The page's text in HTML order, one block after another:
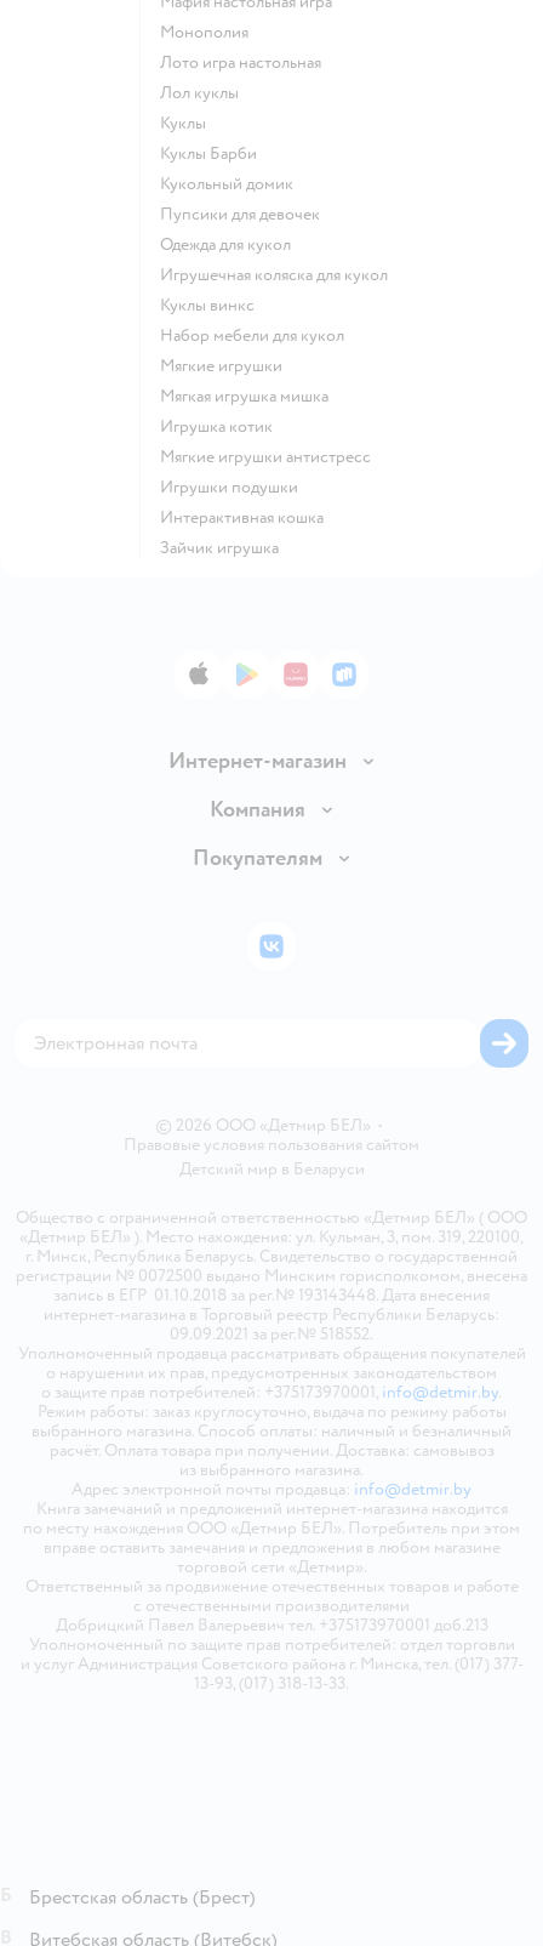
Монополия
Лото игра настольная
Лол куклы
Куклы
Куклы Барби
Кукольный домик
Пупсики для девочек
Одежда для кукол
Игрушечная коляска для кукол
Куклы винкс
Набор мебели для кукол
Мягкие игрушки
Мягкая игрушка мишка
Игрушка котик
Мягкие игрушки антистресс
Игрушки подушки
Интерактивная кошка
Зайчик игрушка
App StoreGoogle Play
AppGallery
RuStore
Интернет-магазин
Доставка и оплата
Правила продажи
Политика использования файлов cookie
Компания
Вакансии
Покупателям
Бонусные карты
© 2026 ООО «Детмир БЕЛ» •
Правовые условия пользования сайтом
Детский мир в Беларуси
Общество с ограниченной ответственностью «Детмир БЕЛ» ( ООО
«Детмир БЕЛ» ). Место нахождения: ул. Кульман, 3, пом. 319, 220100,
г. Минск, Республика Беларусь. Свидетельство о государственной
регистрации № 0072500 выдано Минским горисполкомом, внесена
запись в ЕГР 01.10.2018 за рег.№ 193143448. Дата внесения
интернет-магазина в Торговый реестр Республики Беларусь:
09.09.2021 за рег.№ 518552.
Уполномоченный продавца рассматривать обращения покупателей
о нарушении их прав, предусмотренных законодательством
о защите прав потребителей: +375173970001, info@detmir.by.
Режим работы: заказ круглосуточно, выдача по режиму работы
выбранного магазина. Способ оплаты: наличный и безналичный
расчёт. Оплата товара при получении. Доставка: самовывоз
из выбранного магазина.
Адрес электронной почты продавца: info@detmir.by
Книга замечаний и предложений интернет-магазина находится
по месту нахождения ООО «Детмир БЕЛ». Потребитель при этом
вправе оставить замечания и предложения в любом магазине
торговой сети «Детмир».
Ответственный за продвижение отечественных товаров и работе
с отечественными производителями
Добрицкий Павел Валерьевич тел. +375173970001 доб.213
Уполномоченный по защите прав потребителей: отдел торговли
и услуг Администрация Советского района г. Минска, тел. (017) 377-
13-93, (017) 318-13-33.
ВКонтакте
Брестская область (Брест)
Витебская область (Витебск)